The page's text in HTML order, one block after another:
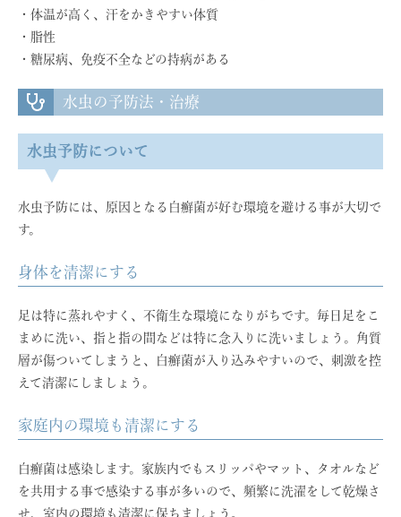
・体温が高く、汗をかきやすい体質
・脂性
・糖尿病、免疫不全などの持病がある
水虫の予防法・治療
水虫予防について
水虫予防には、原因となる白癬菌が好む環境を避ける事が大切で
す。
身体を清潔にする
足は特に蒸れやすく、不衛生な環境になりがちです。毎日足をこ
まめに洗い、指と指の間などは特に念入りに洗いましょう。角質
層が傷ついてしまうと、白癬菌が入り込みやすいので、刺激を控
えて清潔にしましょう。
家庭内の環境も清潔にする
白癬菌は感染します。家族内でもスリッパやマット、タオルなど
を共用する事で感染する事が多いので、頻繁に洗濯をして乾燥さ
せ、室内の環境も清潔に保ちましょう。